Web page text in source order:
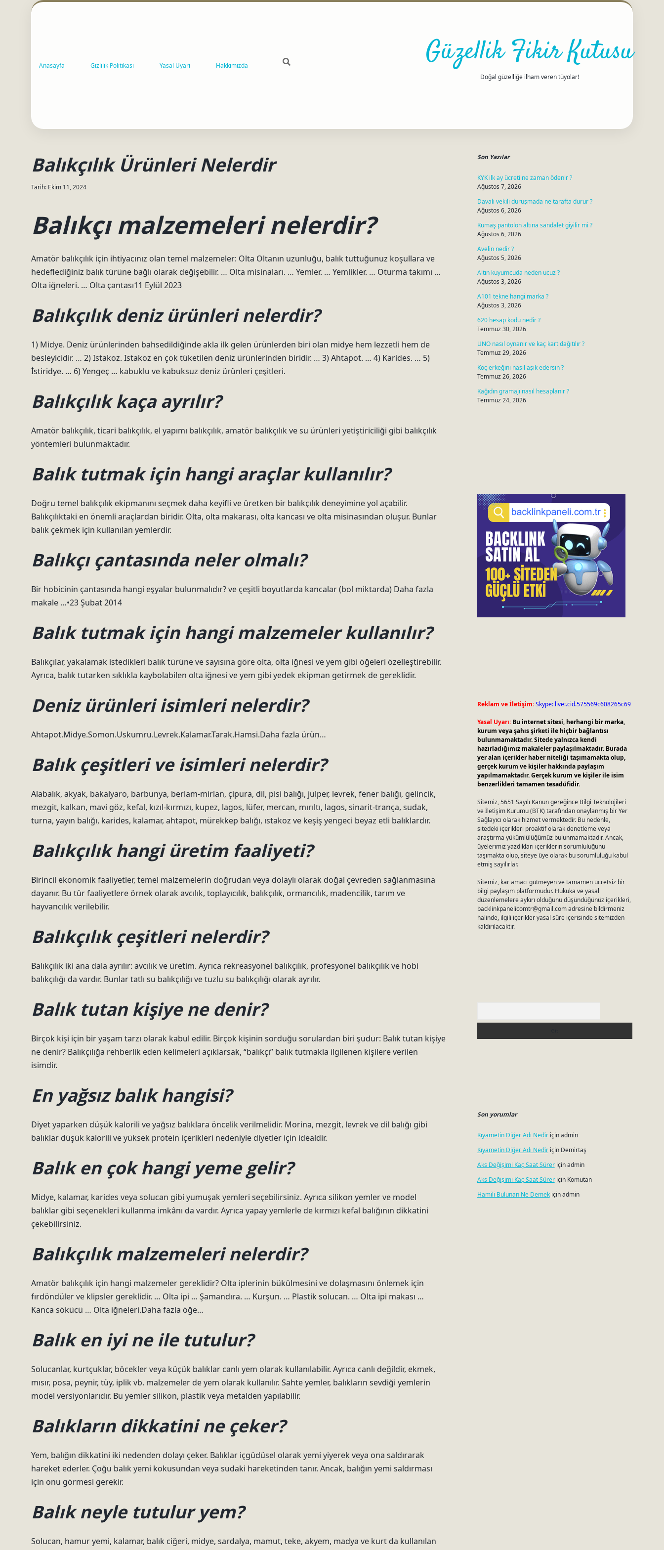
Anasayfa Gizlilik Politikası Yasal Uyarı Hakkımızda Güzellik Fikir Kutusu
Doğal güzelliğe ilham veren tüyolar!
Balıkçılık Ürünleri Nelerdir
Tarih: Ekim 11, 2024
Balıkçı malzemeleri nelerdir?
Amatör balıkçılık için ihtiyacınız olan temel malzemeler: Olta Oltanın uzunluğu, balık tuttuğunuz koşullara ve
hedeflediğiniz balık türüne bağlı olarak değişebilir. … Olta misinaları. … Yemler. … Yemlikler. … Oturma takımı …
Olta iğneleri. … Olta çantası11 Eylül 2023
Balıkçılık deniz ürünleri nelerdir?
1) Midye. Deniz ürünlerinden bahsedildiğinde akla ilk gelen ürünlerden biri olan midye hem lezzetli hem de
besleyicidir. … 2) Istakoz. Istakoz en çok tüketilen deniz ürünlerinden biridir. … 3) Ahtapot. … 4) Karides. … 5)
İstiridye. … 6) Yengeç … kabuklu ve kabuksuz deniz ürünleri çeşitleri.
Balıkçılık kaça ayrılır?
Amatör balıkçılık, ticari balıkçılık, el yapımı balıkçılık, amatör balıkçılık ve su ürünleri yetiştiriciliği gibi balıkçılık
yöntemleri bulunmaktadır.
Balık tutmak için hangi araçlar kullanılır?
Doğru temel balıkçılık ekipmanını seçmek daha keyifli ve üretken bir balıkçılık deneyimine yol açabilir.
Balıkçılıktaki en önemli araçlardan biridir. Olta, olta makarası, olta kancası ve olta misinasından oluşur. Bunlar
balık çekmek için kullanılan yemlerdir.
Balıkçı çantasında neler olmalı?
Bir hobicinin çantasında hangi eşyalar bulunmalıdır? ve çeşitli boyutlarda kancalar (bol miktarda) Daha fazla
makale …•23 Şubat 2014
Balık tutmak için hangi malzemeler kullanılır?
Balıkçılar, yakalamak istedikleri balık türüne ve sayısına göre olta, olta iğnesi ve yem gibi öğeleri özelleştirebilir.
Ayrıca, balık tutarken sıklıkla kaybolabilen olta iğnesi ve yem gibi yedek ekipman getirmek de gereklidir.
Deniz ürünleri isimleri nelerdir?
Ahtapot.Midye.Somon.Uskumru.Levrek.Kalamar.Tarak.Hamsi.Daha fazla ürün…
Balık çeşitleri ve isimleri nelerdir?
Alabalık, akyak, bakalyaro, barbunya, berlam-mirlan, çipura, dil, pisi balığı, julper, levrek, fener balığı, gelincik,
mezgit, kalkan, mavi göz, kefal, kızıl-kırmızı, kupez, lagos, lüfer, mercan, mırıltı, lagos, sinarit-trança, sudak,
turna, yayın balığı, karides, kalamar, ahtapot, mürekkep balığı, ıstakoz ve keşiş yengeci beyaz etli balıklardır.
Balıkçılık hangi üretim faaliyeti?
Birincil ekonomik faaliyetler, temel malzemelerin doğrudan veya dolaylı olarak doğal çevreden sağlanmasına
dayanır. Bu tür faaliyetlere örnek olarak avcılık, toplayıcılık, balıkçılık, ormancılık, madencilik, tarım ve
hayvancılık verilebilir.
Balıkçılık çeşitleri nelerdir?
Balıkçılık iki ana dala ayrılır: avcılık ve üretim. Ayrıca rekreasyonel balıkçılık, profesyonel balıkçılık ve hobi
balıkçılığı da vardır. Bunlar tatlı su balıkçılığı ve tuzlu su balıkçılığı olarak ayrılır.
Balık tutan kişiye ne denir?
Birçok kişi için bir yaşam tarzı olarak kabul edilir. Birçok kişinin sorduğu sorulardan biri şudur: Balık tutan kişiye
ne denir? Balıkçılığa rehberlik eden kelimeleri açıklarsak, “balıkçı” balık tutmakla ilgilenen kişilere verilen
isimdir.
En yağsız balık hangisi?
Diyet yaparken düşük kalorili ve yağsız balıklara öncelik verilmelidir. Morina, mezgit, levrek ve dil balığı gibi
balıklar düşük kalorili ve yüksek protein içerikleri nedeniyle diyetler için idealdir.
Balık en çok hangi yeme gelir?
Midye, kalamar, karides veya solucan gibi yumuşak yemleri seçebilirsiniz. Ayrıca silikon yemler ve model
balıklar gibi seçenekleri kullanma imkânı da vardır. Ayrıca yapay yemlerle de kırmızı kefal balığının dikkatini
çekebilirsiniz.
Balıkçılık malzemeleri nelerdir?
Amatör balıkçılık için hangi malzemeler gereklidir? Olta iplerinin bükülmesini ve dolaşmasını önlemek için
fırdöndüler ve klipsler gereklidir. … Olta ipi … Şamandıra. … Kurşun. … Plastik solucan. … Olta ipi makası …
Kanca sökücü … Olta iğneleri.Daha fazla öğe…
Balık en iyi ne ile tutulur?
Solucanlar, kurtçuklar, böcekler veya küçük balıklar canlı yem olarak kullanılabilir. Ayrıca canlı değildir, ekmek,
mısır, posa, peynir, tüy, iplik vb. malzemeler de yem olarak kullanılır. Sahte yemler, balıkların sevdiği yemlerin
model versiyonlarıdır. Bu yemler silikon, plastik veya metalden yapılabilir.
Balıkların dikkatini ne çeker?
Yem, balığın dikkatini iki nedenden dolayı çeker. Balıklar içgüdüsel olarak yemi yiyerek veya ona saldırarak
hareket ederler. Çoğu balık yemi kokusundan veya sudaki hareketinden tanır. Ancak, balığın yemi saldırması
için onu görmesi gerekir.
Balık neyle tutulur yem?
Solucan, hamur yemi, kalamar, balık ciğeri, midye, sardalya, mamut, teke, akyem, madya ve kurt da kullanılan
Son Yazılar
KYK ilk ay ücreti ne zaman ödenir ?
Ağustos 7, 2026
Davalı vekili duruşmada ne tarafta durur ?
Ağustos 6, 2026
Kumaş pantolon altına sandalet giyilir mi ?
Ağustos 6, 2026
Avelin nedir ?
Ağustos 5, 2026
Altın kuyumcuda neden ucuz ?
Ağustos 3, 2026
A101 tekne hangi marka ?
Ağustos 3, 2026
620 hesap kodu nedir ?
Temmuz 30, 2026
UNO nasıl oynanır ve kaç kart dağıtılır ?
Temmuz 29, 2026
Koç erkeğini nasıl aşık edersin ?
Temmuz 26, 2026
Kağıdın gramajı nasıl hesaplanır ?
Temmuz 24, 2026
Reklam ve İletişim:Skype: live:.cid.575569c608265c69
Yasal Uyarı: Bu internet sitesi, herhangi bir marka,
kurum veya şahıs şirketi ile hiçbir bağlantısı
bulunmamaktadır. Sitede yalnızca kendi
hazırladığımız makaleler paylaşılmaktadır. Burada
yer alan içerikler haber niteliği taşımamakta olup,
gerçek kurum ve kişiler hakkında paylaşım
yapılmamaktadır. Gerçek kurum ve kişiler ile isim
benzerlikleri tamamen tesadüfidir.
Sitemiz, 5651 Sayılı Kanun gereğince Bilgi Teknolojileri
ve İletişim Kurumu (BTK) tarafından onaylanmış bir Yer
Sağlayıcı olarak hizmet vermektedir. Bu nedenle,
sitedeki içerikleri proaktif olarak denetleme veya
araştırma yükümlülüğümüz bulunmamaktadır. Ancak,
üyelerimiz yazdıkları içeriklerin sorumluluğunu
taşımakta olup, siteye üye olarak bu sorumluluğu kabul
etmiş sayılırlar.
Sitemiz, kar amacı gütmeyen ve tamamen ücretsiz bir
bilgi paylaşım platformudur. Hukuka ve yasal
düzenlemelere aykırı olduğunu düşündüğünüz içerikleri,
backlinkpanelicomtr@gmail.comadresine bildirmeniz
halinde, ilgili içerikler yasal süre içerisinde sitemizden
kaldırılacaktır.
Son yorumlar
Kıyametin Diğer Adı Nediriçinadmin
Kıyametin Diğer Adı Nediriçin Demirtaş
Aks Değişimi Kaç Saat Süreriçinadmin
Aks Değişimi Kaç Saat Süreriçin Komutan
Hamili Bulunan Ne Demekiçinadmin